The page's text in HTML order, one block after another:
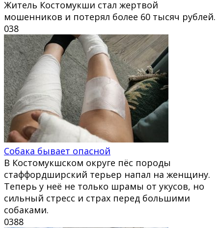
Житель Костомукши стал жертвой
мошенников и потерял более 60 тысяч рублей.
038
Собака бывает опасной
В Костомукшском округе пёс породы
стаффордширский терьер напал на женщину.
Теперь у неё не только шрамы от укусов, но
сильный стресс и страх перед большими
собаками.
0388